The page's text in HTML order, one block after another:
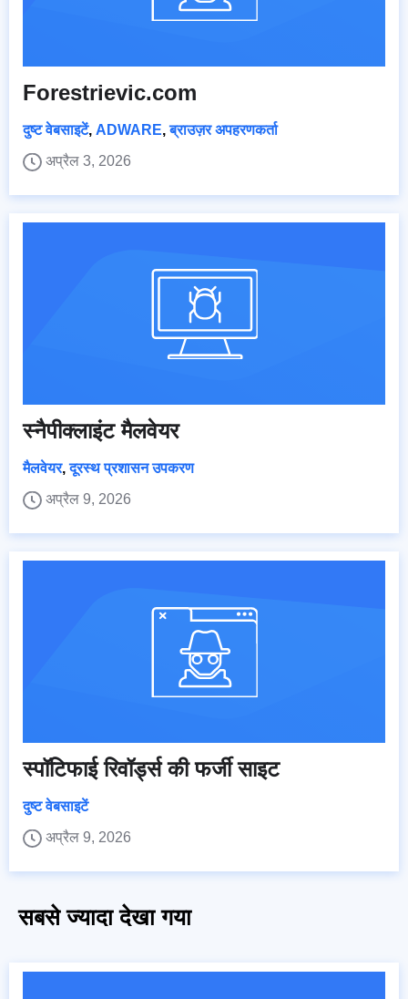
Forestrievic.com
दुष्ट वेबसाइटें, ADWARE,ब्राउज़र अपहरणकर्ता
अप्रैल 3, 2026
स्नैपीक्लाइंट मैलवेयर
मैलवेयर,दूरस्थ प्रशासन उपकरण
अप्रैल 9, 2026
स्पॉटिफाई रिवॉर्ड्स की फर्जी साइट
दुष्ट वेबसाइटें
अप्रैल 9, 2026
सबसे ज्यादा देखा गया